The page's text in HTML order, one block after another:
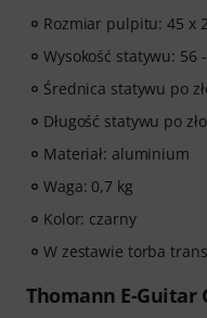
Rozmiar pulpitu: 45 x
Wysokość statywu: 56
Średnica statywu po
Długość statywu po
Materiał: aluminium
Waga: 0,7 kg
Kolor: czarny
W zestawie torba
Thomann E-Guitar